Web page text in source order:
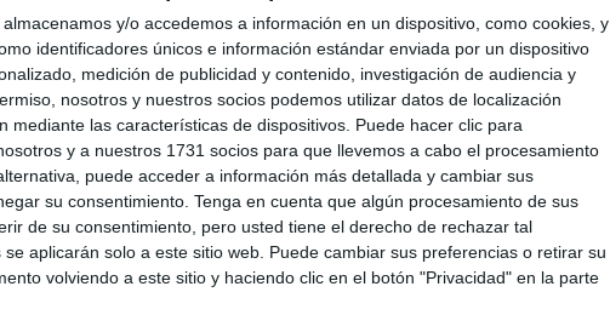
almacenamos y/o accedemos a información en un dispositivo, como cookies, y
identificadores únicos e información estándar enviada por un dispositivo
medición de publicidad y contenido, investigación de audiencia y
nosotros y nuestros socios podemos utilizar datos de localización
mediante las características de dispositivos. Puede hacer clic para
y a nuestros 1731 socios para que llevemos a cabo el procesamiento
puede acceder a información más detallada y cambiar sus
su consentimiento. Tenga en cuenta que algún procesamiento de sus
de su consentimiento, pero usted tiene el derecho de rechazar tal
aplicarán solo a este sitio web. Puede cambiar sus preferencias o retirar su
volviendo a este sitio y haciendo clic en el botón "Privacidad" en la parte